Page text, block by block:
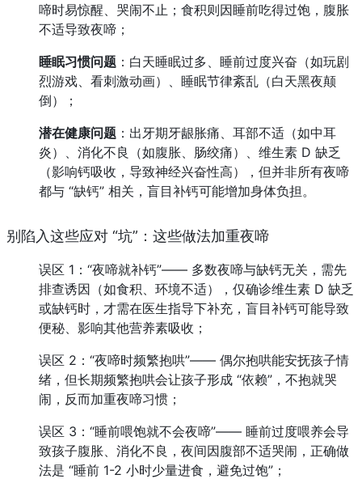
啼时易惊醒、哭闹不止；食积则因睡前吃得过饱，腹胀
不适导致夜啼；
睡眠习惯问题 ：白天睡眠过多、睡前过度兴奋（如玩剧
烈游戏、看刺激动画）、睡眠节律紊乱（白天黑夜颠
倒）；
潜在健康问题 ：出牙期牙龈胀痛、耳部不适（如中耳
炎）、消化不良（如腹胀、肠绞痛）、维生素 D 缺乏
（影响钙吸收，导致神经兴奋性高），但并非所有夜啼
都与 “缺钙” 相关，盲目补钙可能增加身体负担。
别陷入这些应对 “坑”：这些做法加重夜啼
误区 1：“夜啼就补钙”—— 多数夜啼与缺钙无关，需先
排查诱因（如食积、环境不适），仅确诊维生素 D 缺乏
或缺钙时，才需在医生指导下补充，盲目补钙可能导致
便秘、影响其他营养素吸收；
误区 2：“夜啼时频繁抱哄”—— 偶尔抱哄能安抚孩子情
绪，但长期频繁抱哄会让孩子形成 “依赖”，不抱就哭
闹，反而加重夜啼习惯；
误区 3：“睡前喂饱就不会夜啼”—— 睡前过度喂养会导
致孩子腹胀、消化不良，夜间因腹部不适哭闹，正确做
法是 “睡前 1-2 小时少量进食，避免过饱”；